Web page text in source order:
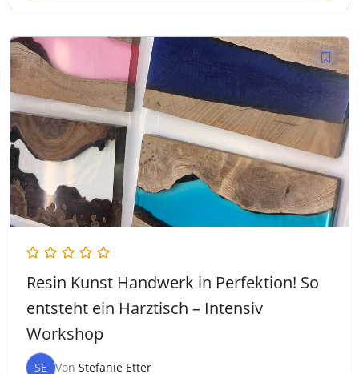
Resin Kunst Handwerk in Perfektion! So
entsteht ein Harztisch – Intensiv
Workshop
SE Von Stefanie Etter